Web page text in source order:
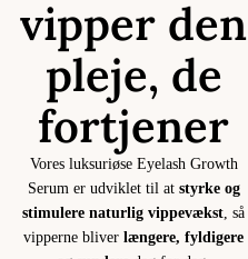
vipper den
pleje, de
fortjener
Vores luksuriøse Eyelash Growth
Serum er udviklet til at styrke og
stimulere naturlig vippevækst , så
vipperne bliver længere, fyldigere